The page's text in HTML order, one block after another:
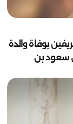
بوفاة والدة
سعود بن